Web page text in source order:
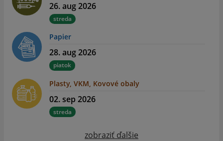
26. aug 2026
streda
Papier
28. aug 2026
piatok
Plasty, VKM, Kovové obaly
02. sep 2026
streda
zobraziť ďalšie